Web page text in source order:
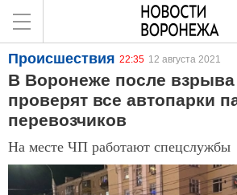
Происшествия 22:35 12 августа 2021
В Воронеже после взрыва
проверят все автопарки
перевозчиков
На месте ЧП работают спецслужбы